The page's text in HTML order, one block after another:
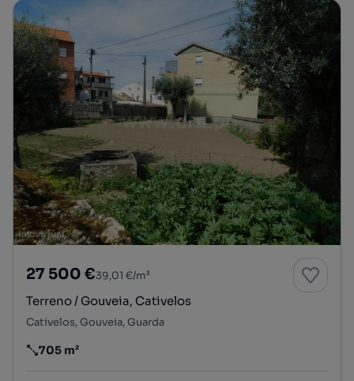
27 500 €39,01 €/m²
Terreno / Gouveia, Cativelos
Cativelos, Gouveia, Guarda
Preço por metro quadrado
705 m²